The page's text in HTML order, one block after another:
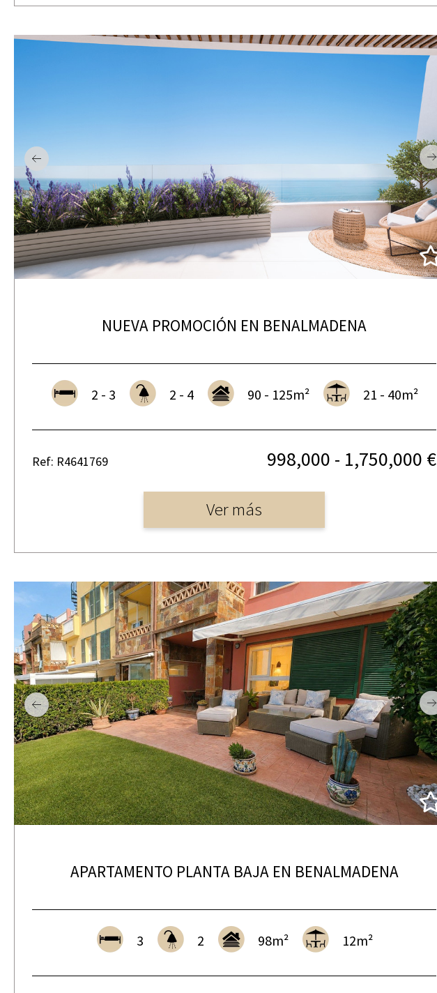
NUEVA PROMOCIÓN EN BENALMADENA
2 - 3 2 - 4 90 - 125m² 21 - 40m²
Ref: R4641769 998,000 - 1,750,000 €
Ver más
APARTAMENTO PLANTA BAJA EN BENALMADENA
3 2 98m² 12m²